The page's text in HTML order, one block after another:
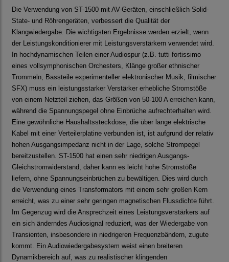
Die Verwendung von ST-1500 mit AV-Geräten, einschließlich Solid-
State- und Röhrengeräten, verbessert die Qualität der
Klangwiedergabe. Die wichtigsten Ergebnisse werden erzielt, wenn
der Leistungskonditionierer mit Leistungsverstärkern verwendet wird.
In hochdynamischen Teilen einer Audiospur (z.B. tutti fortissimo
eines vollsymphonischen Orchesters, Klänge großer ethnischer
Trommeln, Bassteile experimenteller elektronischer Musik, filmischer
SFX) muss ein leistungsstarker Verstärker erhebliche Stromstöße
von einem Netzteil ziehen, das Größen von 50-100 A erreichen kann,
während die Spannungspegel ohne Einbrüche aufrechterhalten wird.
Eine gewöhnliche Haushaltssteckdose, die über lange elektrische
Kabel mit einer Verteilerplatine verbunden ist, ist aufgrund der relativ
hohen Ausgangsimpedanz nicht in der Lage, solche Strompegel
bereitzustellen. ST-1500 hat einen sehr niedrigen Ausgangs-
Gleichstromwiderstand, daher kann es leicht hohe Stromstöße
liefern, ohne Spannungseinbrüchen zu bewältigen. Dies wird durch
die Verwendung eines Transformators mit einem sehr großen Kern
erreicht, was zu einer sehr geringen magnetischen Flussdichte führt.
Im Gegenzug wird die Ansprechzeit eines Leistungsverstärkers auf
ein sich änderndes Audiosignal reduziert, was der Wiedergabe von
Transienten, insbesondere in niedrigeren Frequenzbändern, zugute
kommt. Ein Audiowiedergabesystem weist einen breiteren
Dynamikbereich auf, was zu realistischer klingenden